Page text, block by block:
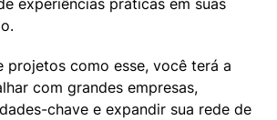
projetos como esse, você terá a
com grandes empresas,
chave e expandir sua rede de